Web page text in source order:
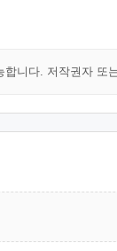
니다. 저작권자